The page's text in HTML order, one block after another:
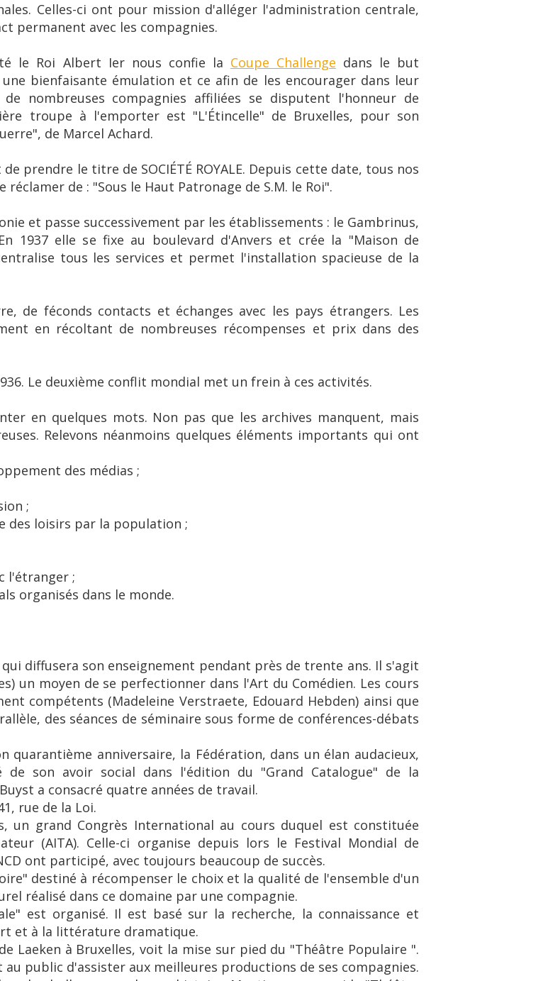
Celles-ci ont pour mission d'alléger l'administration centrale,
permanent avec les compagnies.
le Roi Albert Ier nous confie la Coupe Challenge dans le but
bienfaisante émulation et ce afin de les encourager dans leur
nombreuses compagnies affiliées se disputent l'honneur de
troupe à l'emporter est "L'Étincelle" de Bruxelles, pour son
de Marcel Achard.
prendre le titre de SOCIÉTÉ ROYALE. Depuis cette date, tous nos
de : "Sous le Haut Patronage de S.M. le Roi".
et passe successivement par les établissements : le Gambrinus,
1937 elle se fixe au boulevard d'Anvers et crée la "Maison de
tous les services et permet l'installation spacieuse de la
de féconds contacts et échanges avec les pays étrangers. Les
en récoltant de nombreuses récompenses et prix dans des
Le deuxième conflit mondial met un frein à ces activités.
en quelques mots. Non pas que les archives manquent, mais
Relevons néanmoins quelques éléments importants qui ont
des médias ;
;
des loisirs par la population ;
l'étranger ;
organisés dans le monde.
diffusera son enseignement pendant près de trente ans. Il s'agit
un moyen de se perfectionner dans l'Art du Comédien. Les cours
compétents (Madeleine Verstraete, Edouard Hebden) ainsi que
des séances de séminaire sous forme de conférences-débats
quarantième anniversaire, la Fédération, dans un élan audacieux,
de son avoir social dans l'édition du "Grand Catalogue" de la
a consacré quatre années de travail.
rue de la Loi.
un grand Congrès International au cours duquel est constituée
(AITA). Celle-ci organise depuis lors le Festival Mondial de
ont participé, avec toujours beaucoup de succès.
destiné à récompenser le choix et la qualité de l'ensemble d'un
réalisé dans ce domaine par une compagnie.
est organisé. Il est basé sur la recherche, la connaissance et
et à la littérature dramatique.
Laeken à Bruxelles, voit la mise sur pied du "Théâtre Populaire ".
public d'assister aux meilleures productions de ses compagnies.